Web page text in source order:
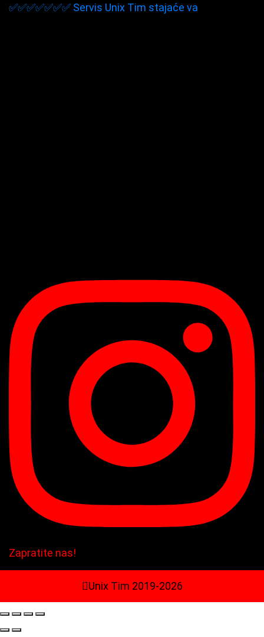
✅✅✅✅✅✅✅ Servis Unix Tim stajaće va
Zapratite nas!
Unix Tim 2019-2026